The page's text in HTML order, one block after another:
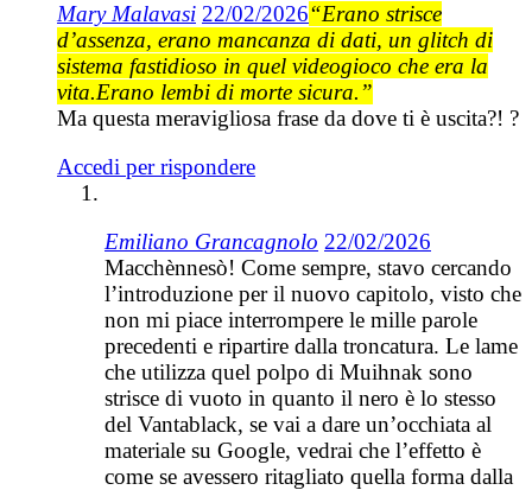
Mary Malavasi 22/02/2026“Erano strisce
d’assenza, erano mancanza di dati, un glitch di
sistema fastidioso in quel videogioco che era la
vita.Erano lembi di morte sicura.”
Ma questa meravigliosa frase da dove ti è uscita?! ?
Accedi per rispondere
Emiliano Grancagnolo 22/02/2026
Macchènnesò! Come sempre, stavo cercando
l’introduzione per il nuovo capitolo, visto che
non mi piace interrompere le mille parole
precedenti e ripartire dalla troncatura. Le lame
che utilizza quel polpo di Muihnak sono
strisce di vuoto in quanto il nero è lo stesso
del Vantablack, se vai a dare un’occhiata al
materiale su Google, vedrai che l’effetto è
come se avessero ritagliato quella forma dalla